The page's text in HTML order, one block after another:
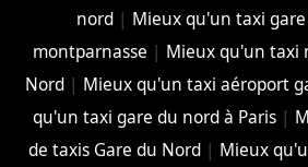
nord| Mieux qu'un taxi
montparnasse | Mieux qu'un taxi
Nord| Mieux qu'un taxi aéroport
qu'un taxi gare du nord à Paris |
de taxis Gare du Nord| Mieux